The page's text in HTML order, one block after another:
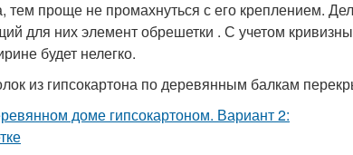
проще не промахнуться с его креплением.
для них элемент обрешетки . С учетом
будет нелегко.
из гипсокартона по деревянным балкам